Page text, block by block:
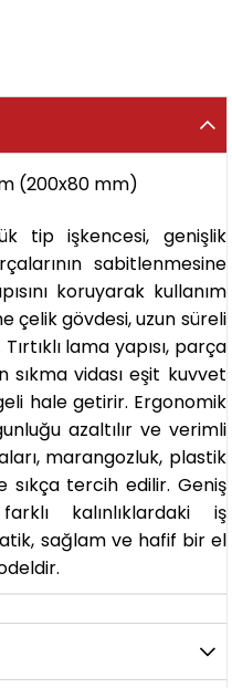
(200x80 mm)
tip işkencesi, genişlik
sabitlenmesine
koruyarak kullanım
çelik gövdesi, uzun süreli
lama yapısı, parça
sıkma vidası eşit kuvvet
hale getirir. Ergonomik
azaltılır ve verimli
marangozluk, plastik
tercih edilir. Geniş
kalınlıklardaki iş
sağlam ve hafif bir el